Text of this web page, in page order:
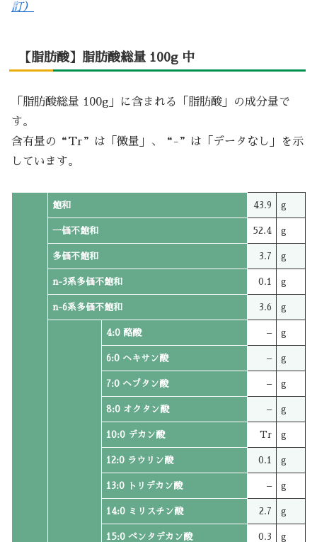
訂）
【脂肪酸】脂肪酸総量 100g 中
「脂肪酸総量 100g」に含まれる「脂肪酸」の成分量で
す。
含有量の“Tr”は「微量」、“-”は「データなし」を示
しています。
飽和 43.9 g
一価不飽和 52.4 g
多価不飽和 3.7 g
n-3系多価不飽和 0.1 g
n-6系多価不飽和 3.6 g
4:0 酪酸 – g
6:0 ヘキサン酸 – g
7:0 ヘプタン酸 – g
8:0 オクタン酸 – g
10:0 デカン酸 Tr g
12:0 ラウリン酸 0.1 g
13:0 トリデカン酸 – g
14:0 ミリスチン酸 2.7 g
15:0 ペンタデカン酸 0.3 g